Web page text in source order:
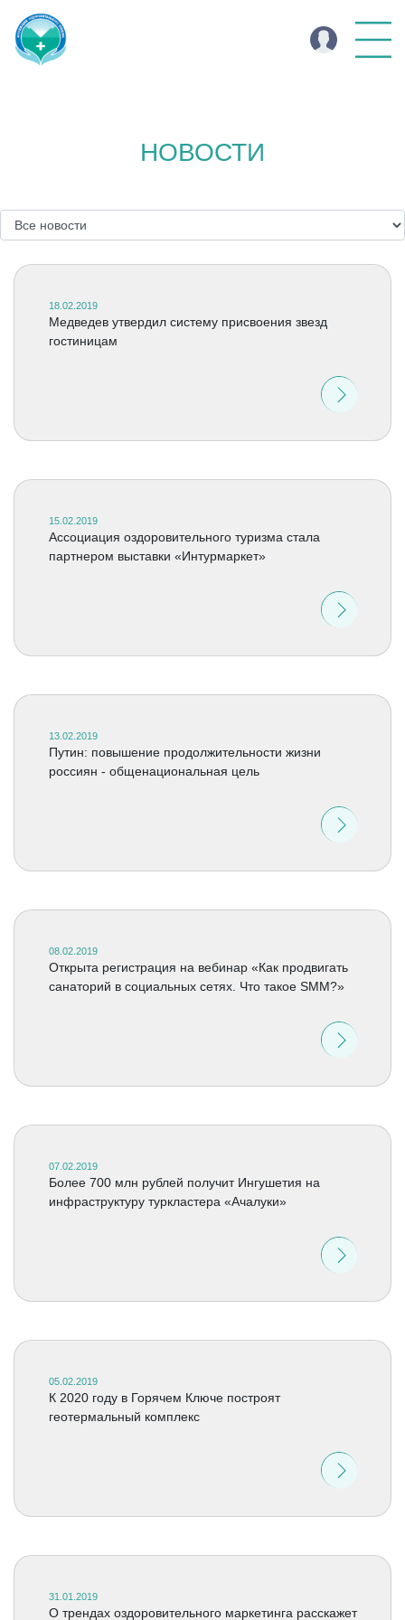
НОВОСТИ
18.02.2019
Медведев утвердил систему присвоения звезд
гостиницам
15.02.2019
Ассоциация оздоровительного туризма стала
партнером выставки «Интурмаркет»
13.02.2019
Путин: повышение продолжительности жизни
россиян - общенациональная цель
08.02.2019
Открыта регистрация на вебинар «Как продвигать
санаторий в социальных сетях. Что такое SMM?»
07.02.2019
Более 700 млн рублей получит Ингушетия на
инфраструктуру туркластера «Ачалуки»
05.02.2019
К 2020 году в Горячем Ключе построят
геотермальный комплекс
31.01.2019
О трендах оздоровительного маркетинга расскажет